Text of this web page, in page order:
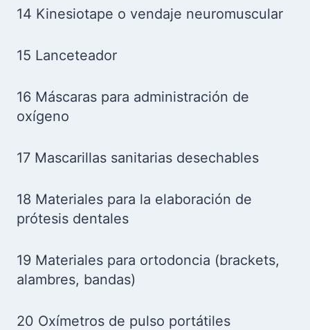
14 Kinesiotape o vendaje neuromuscular
15 Lanceteador
16 Máscaras para administración de
oxígeno
17 Mascarillas sanitarias desechables
18 Materiales para la elaboración de
prótesis dentales
19 Materiales para ortodoncia (brackets,
alambres, bandas)
20 Oxímetros de pulso portátiles